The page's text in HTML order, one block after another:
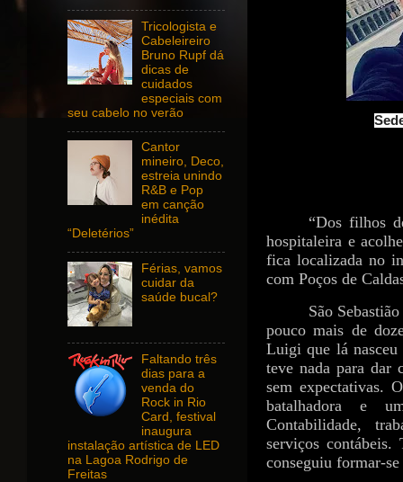
“Dos filhos
hospitaleira e
fica localizada no
com Poços de
São
pouco mais de
Luigi que lá
teve nada para dar
sem expectativas.
batalhadora e
Contabilidade,
serviços
conseguiu formar-
Tricologista e
Cabeleireiro
Bruno Rupf dá
dicas de
cuidados
especiais com
seu cabelo no verão
Cantor
mineiro, Deco,
estreia unindo
R&B e Pop
em canção
inédita
“Deletérios”
Férias, vamos
cuidar da
saúde bucal?
Faltando três
dias para a
venda do
Rock in Rio
Card, festival
inaugura
instalação artística de LED
na Lagoa Rodrigo de
Freitas